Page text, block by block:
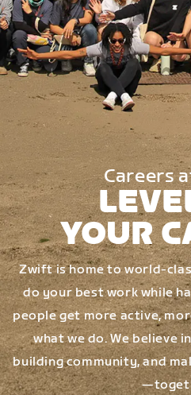
Careers
YOUR
Zwift is home to world-
do your best work while
people get more active,
what we do. We believe
building community, and